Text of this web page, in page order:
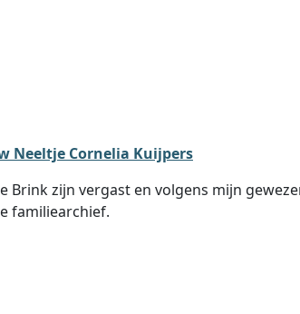
Neeltje Cornelia Kuijpers
Brink zijn vergast en volgens mijn
familiearchief.